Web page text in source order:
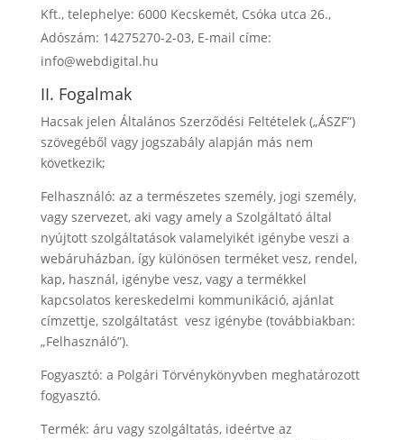
Kft., telephelye: 6000 Kecskemét, Csóka utca 26.,
Adószám: 14275270-2-03, E-mail címe:
info@webdigital.hu
II. Fogalmak
Hacsak jelen Általános Szerződési Feltételek („ÁSZF”)
szövegéből vagy jogszabály alapján más nem
következik;
Felhasználó: az a természetes személy, jogi személy,
vagy szervezet, aki vagy amely a Szolgáltató által
nyújtott szolgáltatások valamelyikét igénybe veszi a
webáruházban, így különösen terméket vesz, rendel,
kap, használ, igénybe vesz, vagy a termékkel
kapcsolatos kereskedelmi kommunikáció, ajánlat
címzettje, szolgáltatást vesz igénybe (továbbiakban:
„Felhasználó”).
Fogyasztó: a Polgári Törvénykönyvben meghatározott
fogyasztó.
Termék: áru vagy szolgáltatás, ideértve az